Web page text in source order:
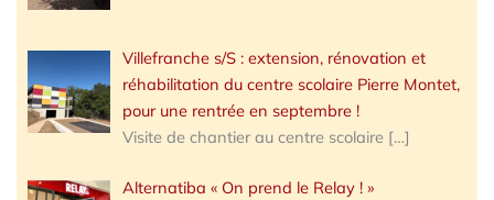
Villefranche s/S : extension, rénovation et
réhabilitation du centre scolaire Pierre Montet,
pour une rentrée en septembre !
Visite de chantier au centre scolaire […]
Alternatiba « On prend le Relay ! »